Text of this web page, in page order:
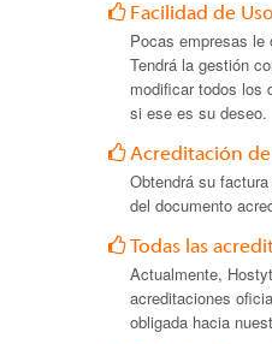
Facilidad de Uso
Pocas empresas
Tendrá la gestión
modificar todos los
si ese es su deseo.
Acreditación
Obtendrá su
del documento
Todas las
Actualmente,
acreditaciones
obligada hacia